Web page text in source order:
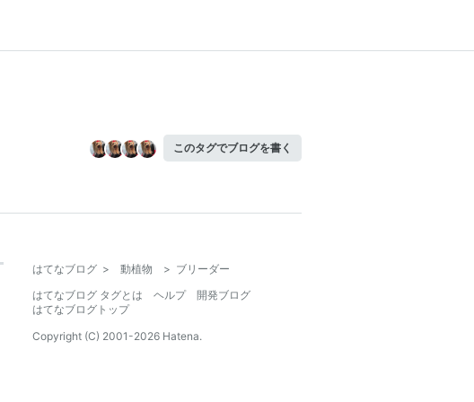
このタグでブログを書く
はてなブログ > 動植物 > ブリーダー
はてなブログ タグとは
ヘルプ
開発ブログ
はてなブログトップ
Copyright (C) 2001-2026 Hatena.